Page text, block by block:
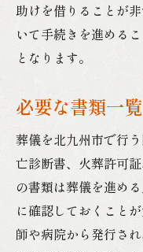
助けを借りることが
いて手続きを進める
となります。
必要な書類一
葬儀を北九州市で行
亡診断書、火葬許可
の書類は葬儀を進め
に確認しておくこと
師や病院から発行さ